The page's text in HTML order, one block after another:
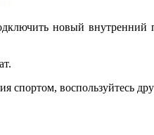
новый
спортом, воспользуйтесь